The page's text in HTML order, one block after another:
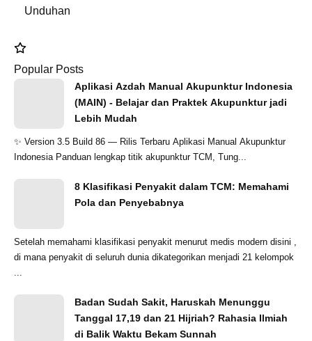
Unduhan
Popular Posts
Aplikasi Azdah Manual Akupunktur Indonesia
(MAIN) - Belajar dan Praktek Akupunktur jadi
Lebih Mudah
✨ Version 3.5 Build 86 — Rilis Terbaru Aplikasi Manual Akupunktur
Indonesia Panduan lengkap titik akupunktur TCM, Tung...
8 Klasifikasi Penyakit dalam TCM: Memahami
Pola dan Penyebabnya
Setelah memahami klasifikasi penyakit menurut medis modern disini ,
di mana penyakit di seluruh dunia dikategorikan menjadi 21 kelompok
...
Badan Sudah Sakit, Haruskah Menunggu
Tanggal 17,19 dan 21 Hijriah? Rahasia Ilmiah
di Balik Waktu Bekam Sunnah